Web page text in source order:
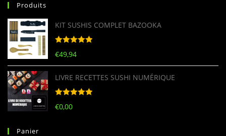
Produits
KIT SUSHIS COMPLET BAZOOKA
€49,94
LIVRE RECETTES SUSHI NUMÉRIQUE
€0,00
Panier